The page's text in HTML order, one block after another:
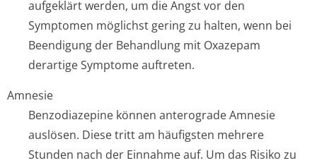
aufgeklärt werden, um die Angst vor den
Symptomen möglichst gering zu halten, wenn bei
Beendigung der Behandlung mit Oxazepam
derartige Symptome auftreten.
Amnesie
Benzodiazepine können anterograde Amnesie
auslösen. Diese tritt am häufigsten mehrere
Stunden nach der Einnahme auf. Um das Risiko zu